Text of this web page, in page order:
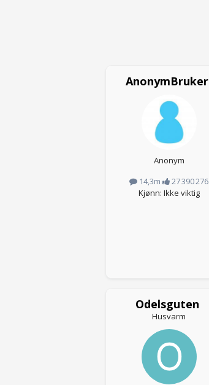
AnonymBruker
Anonym
14,3m
27 390 276
Kjønn: Ikke viktig
Odelsguten
Husvarm